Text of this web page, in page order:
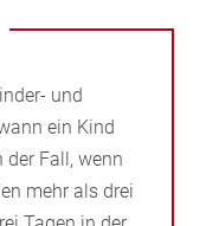
und
ein Kind
der Fall, wenn
mehr als drei